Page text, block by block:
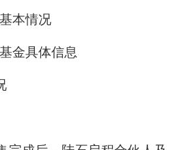
本情况
金具体信息